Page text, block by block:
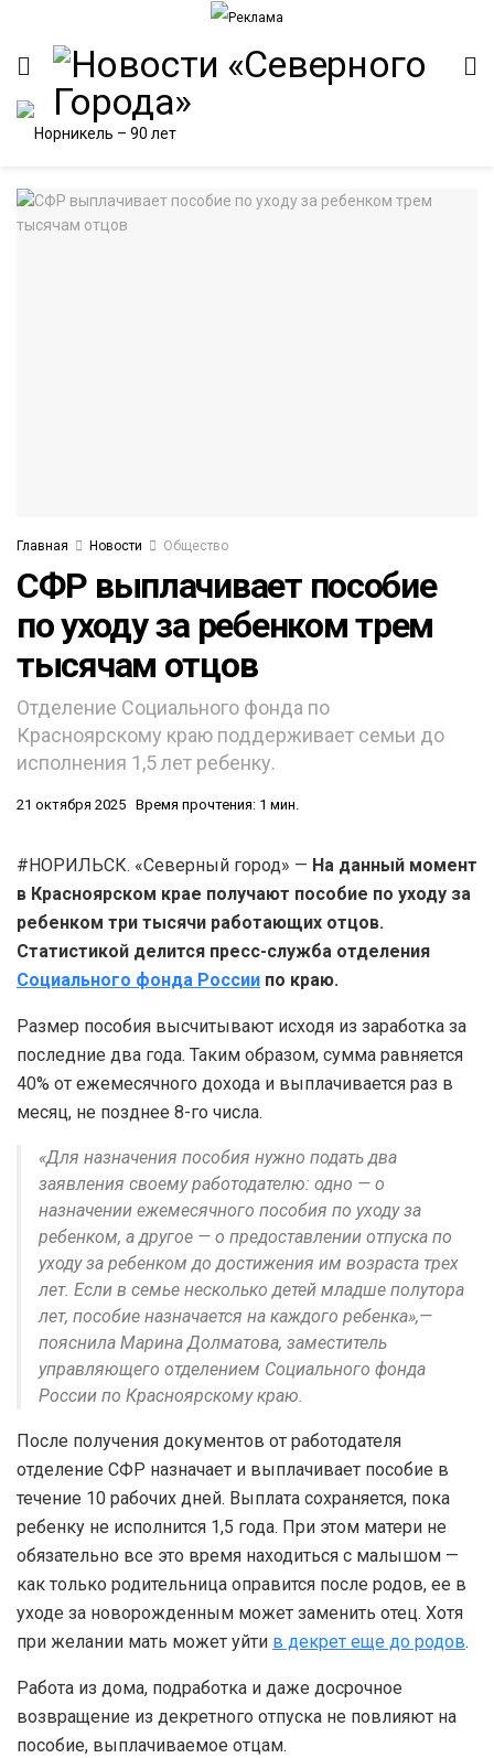
Главная Новости Общество
СФР выплачивает пособие
по уходу за ребенком трем
тысячам отцов
Отделение Социального фонда по
Красноярскому краю поддерживает семьи до
исполнения 1,5 лет ребенку.
21 октября 2025 Время прочтения: 1 мин.
#НОРИЛЬСК. «Северный город» — На данный момент
в Красноярском крае получают пособие по уходу за
ребенком три тысячи работающих отцов.
Статистикой делится пресс-служба отделения
Социального фонда России по краю.
Размер пособия высчитывают исходя из заработка за
последние два года. Таким образом, сумма равняется
40% от ежемесячного дохода и выплачивается раз в
месяц, не позднее 8-го числа.
«Для назначения пособия нужно подать два
заявления своему работодателю: одно — о
назначении ежемесячного пособия по уходу за
ребенком, а другое — о предоставлении отпуска по
уходу за ребенком до достижения им возраста трех
лет. Если в семье несколько детей младше полутора
лет, пособие назначается на каждого ребенка»,—
пояснила Марина Долматова, заместитель
управляющего отделением Социального фонда
России по Красноярскому краю.
После получения документов от работодателя
отделение СФР назначает и выплачивает пособие в
течение 10 рабочих дней. Выплата сохраняется, пока
ребенку не исполнится 1,5 года. При этом матери не
обязательно все это время находиться с малышом —
как только родительница оправится после родов, ее в
уходе за новорожденным может заменить отец. Хотя
при желании мать может уйти в декрет еще до родов.
Работа из дома, подработка и даже досрочное
возвращение из декретного отпуска не повлияют на
пособие, выплачиваемое отцам.